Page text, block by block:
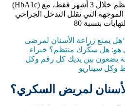
(HbA1c) لضمان التحام الغرسة بالعظم خلال 3 أشهر فقط، مع
الموجهة التي تقلل التدخل الجراحي
هل يمنع زراعة الأسنان لمرضى
هو:هل سكّرك منتظم؟ خبراء
يضعون بين يديك كل رقم وكل
لمريض السكري؟